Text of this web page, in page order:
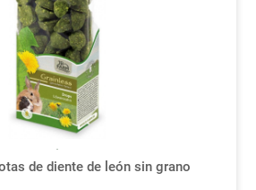
de diente de león sin grano